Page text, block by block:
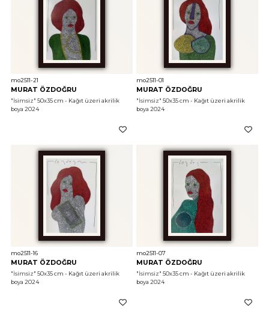
mo2511-21
MURAT ÖZDOĞRU
"İsimsiz" 50x35 cm - Kağıt üzeri akrilik
boya 2024
mo2511-01
MURAT ÖZDOĞRU
"İsimsiz" 50x35 cm - Kağıt üzeri akrilik
boya 2024
mo2511-16
MURAT ÖZDOĞRU
"İsimsiz" 50x35 cm - Kağıt üzeri akrilik
boya 2024
mo2511-07
MURAT ÖZDOĞRU
"İsimsiz" 50x35 cm - Kağıt üzeri akrilik
boya 2024